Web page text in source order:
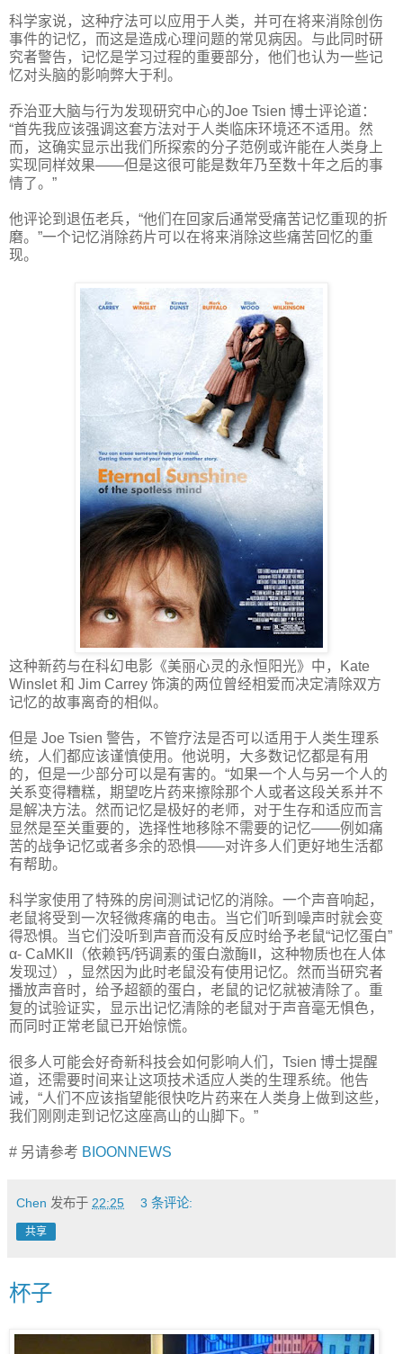
科学家说，这种疗法可以应用于人类，并可在将来消除创伤
事件的记忆，而这是造成心理问题的常见病因。与此同时研
究者警告，记忆是学习过程的重要部分，他们也认为一些记
忆对头脑的影响弊大于利。
乔治亚大脑与行为发现研究中心的Joe Tsien 博士评论道：
“首先我应该强调这套方法对于人类临床环境还不适用。然
而，这确实显示出我们所探索的分子范例或许能在人类身上
实现同样效果——但是这很可能是数年乃至数十年之后的事
情了。”
他评论到退伍老兵，“他们在回家后通常受痛苦记忆重现的折
磨。”一个记忆消除药片可以在将来消除这些痛苦回忆的重
现。
这种新药与在科幻电影《美丽心灵的永恒阳光》中，Kate
Winslet 和 Jim Carrey 饰演的两位曾经相爱而决定清除双方
记忆的故事离奇的相似。
但是 Joe Tsien 警告，不管疗法是否可以适用于人类生理系
统，人们都应该谨慎使用。他说明，大多数记忆都是有用
的，但是一少部分可以是有害的。“如果一个人与另一个人的
关系变得糟糕，期望吃片药来擦除那个人或者这段关系并不
是解决方法。然而记忆是极好的老师，对于生存和适应而言
显然是至关重要的，选择性地移除不需要的记忆——例如痛
苦的战争记忆或者多余的恐惧——对许多人们更好地生活都
有帮助。
科学家使用了特殊的房间测试记忆的消除。一个声音响起，
老鼠将受到一次轻微疼痛的电击。当它们听到噪声时就会变
得恐惧。当它们没听到声音而没有反应时给予老鼠“记忆蛋白”
α- CaMKII（依赖钙/钙调素的蛋白激酶II，这种物质也在人体
发现过），显然因为此时老鼠没有使用记忆。然而当研究者
播放声音时，给予超额的蛋白，老鼠的记忆就被清除了。重
复的试验证实，显示出记忆清除的老鼠对于声音毫无惧色，
而同时正常老鼠已开始惊慌。
很多人可能会好奇新科技会如何影响人们，Tsien 博士提醒
道，还需要时间来让这项技术适应人类的生理系统。他告
诫，“人们不应该指望能很快吃片药来在人类身上做到这些，
我们刚刚走到记忆这座高山的山脚下。”
# 另请参考 BIOONNEWS
Chen 发布于 22:25 3 条评论:
共享
杯子